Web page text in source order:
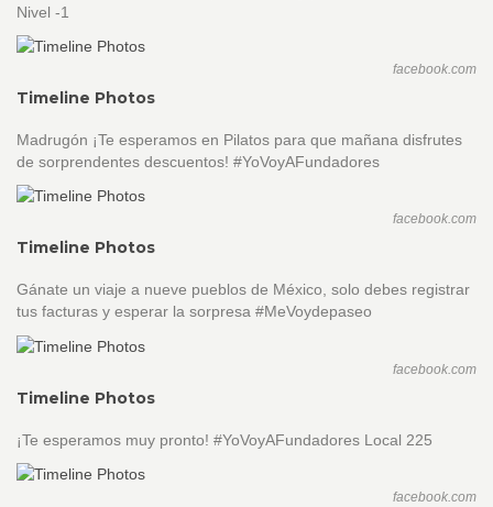
Nivel -1
facebook.com
Timeline Photos
Madrugón ¡Te esperamos en Pilatos para que mañana disfrutes
de sorprendentes descuentos! #YoVoyAFundadores
facebook.com
Timeline Photos
Gánate un viaje a nueve pueblos de México, solo debes registrar
tus facturas y esperar la sorpresa #MeVoydepaseo
facebook.com
Timeline Photos
¡Te esperamos muy pronto! #YoVoyAFundadores Local 225
facebook.com